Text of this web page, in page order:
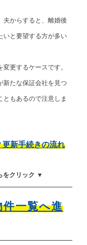
夫からすると、離婚後
いと要望する方が多い
更するケースです。
新たな保証会社を見つ
ともあるので注意しま
新手続きの流れ
をクリック ▼
件一覧へ進